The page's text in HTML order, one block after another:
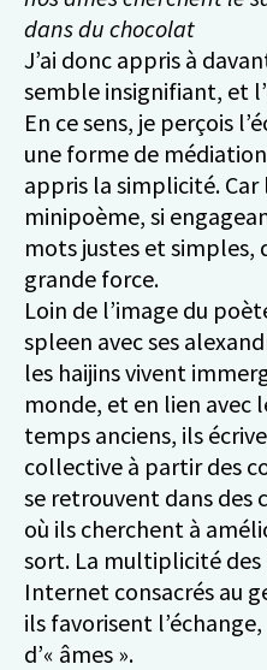
dans du chocolat
J’ai donc appris à
semble insignifiant, et
En ce sens, je perçois
une forme de médiation
appris la simplicité. Car
minipoème, si
mots justes et simples,
grande force.
Loin de l’image du
spleen avec ses
les haijins vivent
monde, et en lien avec
temps anciens, ils
collective à partir des
se retrouvent dans des
où ils cherchent à
sort. La multiplicité des
Internet consacrés au
ils favorisent
d’« âmes ».